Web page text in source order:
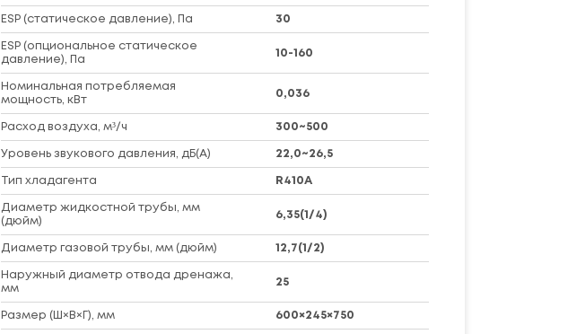
ESP (статическое давление), Па 30
ESP (опциональное статическое
давление), Па
10-160
Номинальная потребляемая
мощность, кВт
0,036
Расход воздуха, м³/ч 300~500
Уровень звукового давления, дБ(А) 22,0~26,5
Тип хладагента R410A
Диаметр жидкостной трубы, мм
(дюйм)
6,35(1/4)
Диаметр газовой трубы, мм (дюйм) 12,7(1/2)
Наружный диаметр отвода дренажа,
мм
25
Размер (Ш×В×Г), мм 600×245×750